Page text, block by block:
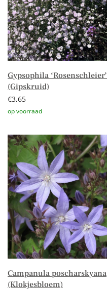
Gypsophila ‘Rosenschleier’
(Gipskruid)
€3,65
Campanula poscharskyana
(Klokjesbloem)